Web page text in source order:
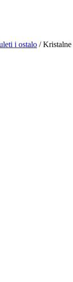
i ostalo /Kristalne